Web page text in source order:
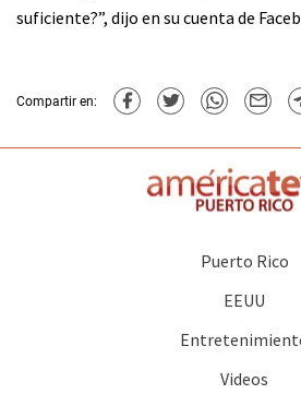
suficiente?”, dijo en su cuenta de
Compartir en:
Puerto Rico
EEUU
Videos